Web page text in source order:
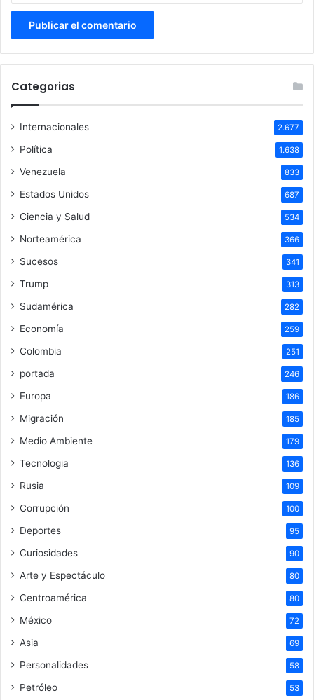
Categorias
Internacionales 2.677
Política 1.638
Venezuela 833
Estados Unidos 687
Ciencia y Salud 534
Norteamérica 366
Sucesos 341
Trump 313
Sudamérica 282
Economía 259
Colombia 251
portada 246
Europa 186
Migración 185
Medio Ambiente 179
Tecnologia 136
Rusia 109
Corrupción 100
Deportes 95
Curiosidades 90
Arte y Espectáculo 80
Centroamérica 80
México 72
Asia 69
Personalidades 58
Petróleo 53